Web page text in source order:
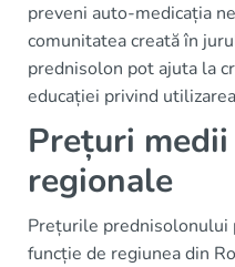
preveni auto-medicația
comunitatea creată în
prednisolon pot ajuta la
educației privind
Prețuri
regionale
Prețurile prednisolonului
funcție de regiunea din